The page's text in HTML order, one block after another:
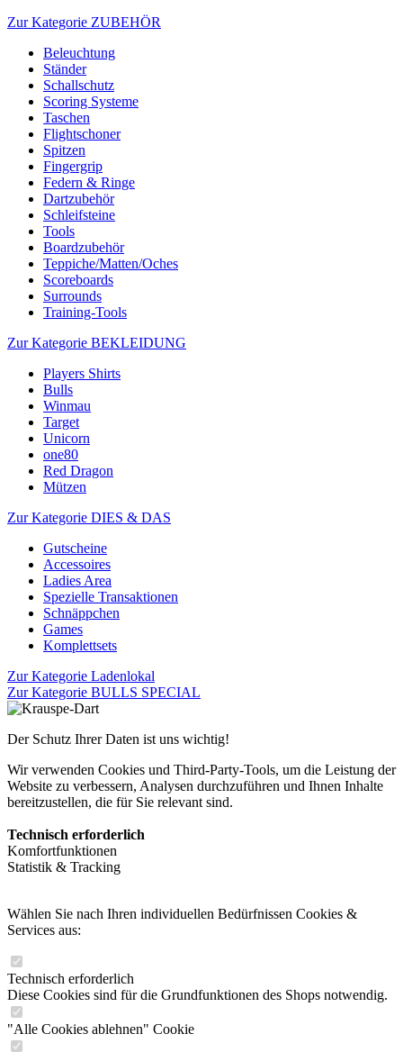
Zur Kategorie ZUBEHÖR
Beleuchtung
Ständer
Schallschutz
Scoring Systeme
Taschen
Flightschoner
Spitzen
Fingergrip
Federn & Ringe
Dartzubehör
Schleifsteine
Tools
Boardzubehör
Teppiche/Matten/Oches
Scoreboards
Surrounds
Training-Tools
Zur Kategorie BEKLEIDUNG
Players Shirts
Bulls
Winmau
Target
Unicorn
one80
Red Dragon
Mützen
Zur Kategorie DIES & DAS
Gutscheine
Accessoires
Ladies Area
Spezielle Transaktionen
Schnäppchen
Games
Komplettsets
Zur Kategorie Ladenlokal
Zur Kategorie BULLS SPECIAL
Der Schutz Ihrer Daten ist uns wichtig!
Wir verwenden Cookies und Third-Party-Tools, um die Leistung der
Website zu verbessern, Analysen durchzuführen und Ihnen Inhalte
bereitzustellen, die für Sie relevant sind.
Technisch erforderlich
Komfortfunktionen
Statistik & Tracking
Wählen Sie nach Ihren individuellen Bedürfnissen Cookies &
Services aus:
Technisch erforderlich
Diese Cookies sind für die Grundfunktionen des Shops notwendig.
"Alle Cookies ablehnen" Cookie